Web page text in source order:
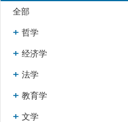
全部
哲学
经济学
法学
教育学
文学